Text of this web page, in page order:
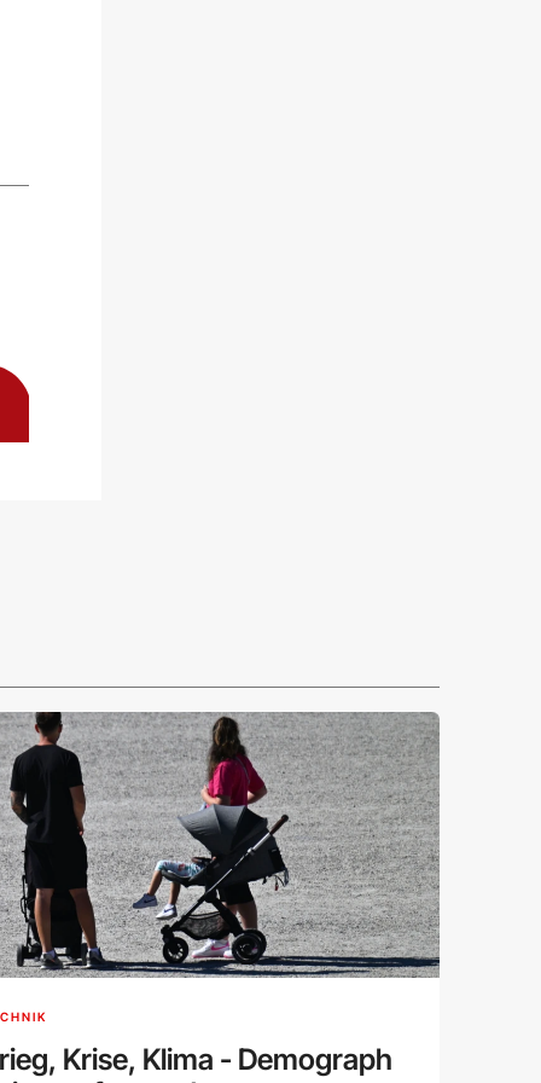
Krise, Klima - Demograph